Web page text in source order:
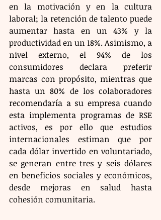
en la motivación y en la cultura
laboral; la retención de talento puede
aumentar hasta en un 43% y la
productividad en un 18%. Asimismo, a
nivel externo, el 94% de los
consumidores declara preferir
marcas con propósito, mientras que
hasta un 80% de los colaboradores
recomendaría a su empresa cuando
esta implementa programas de RSE
activos, es por ello que estudios
internacionales estiman que por
cada dólar invertido en voluntariado,
se generan entre tres y seis dólares
en beneficios sociales y económicos,
desde mejoras en salud hasta
cohesión comunitaria.